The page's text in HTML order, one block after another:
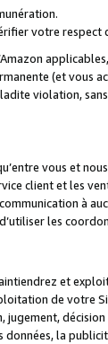
votre respect
(et vous
violation,
vous et
client et les
à
les
et
de votre
décision
la